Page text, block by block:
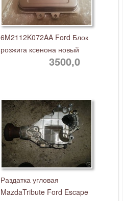
6M2112K072AA Ford Блок
розжига ксенона новый
3500,0
Раздатка угловая
MazdaTribute Ford Escape